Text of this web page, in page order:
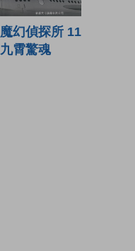
魔幻偵探所 11
九霄驚魂